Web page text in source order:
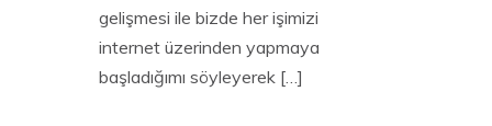
gelişmesi ile bizde her işimizi
internet üzerinden yapmaya
başladığımı söyleyerek […]